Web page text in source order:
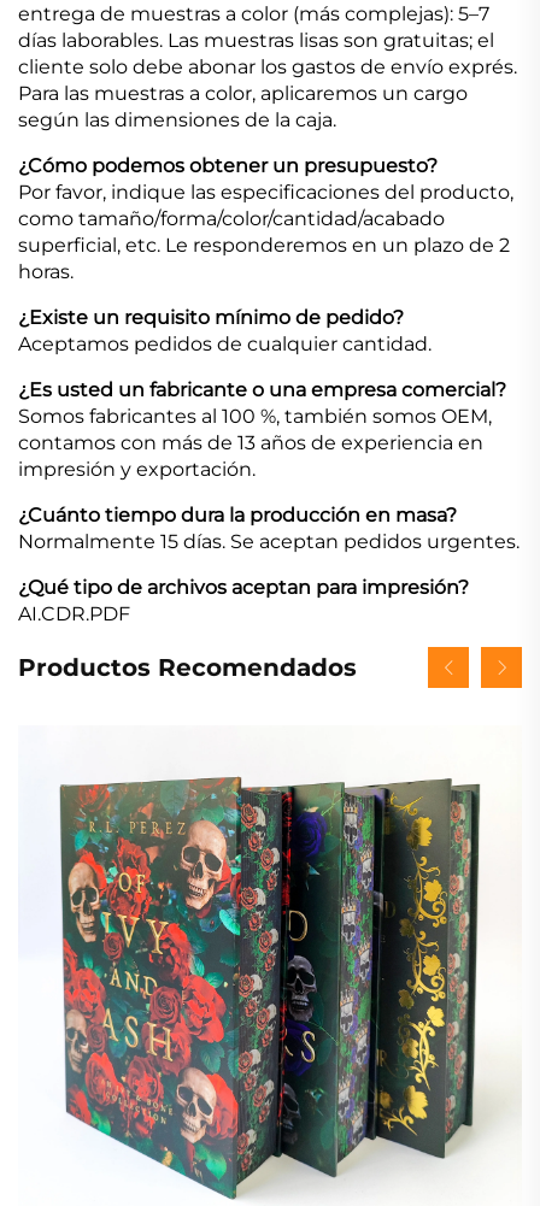
entrega de muestras a color (más complejas): 5–7
días laborables. Las muestras lisas son gratuitas; el
cliente solo debe abonar los gastos de envío exprés.
Para las muestras a color, aplicaremos un cargo
según las dimensiones de la caja.
¿Cómo podemos obtener un presupuesto?
Por favor, indique las especificaciones del producto,
como tamaño/forma/color/cantidad/acabado
superficial, etc. Le responderemos en un plazo de 2
horas.
¿Existe un requisito mínimo de pedido?
Aceptamos pedidos de cualquier cantidad.
¿Es usted un fabricante o una empresa comercial?
Somos fabricantes al 100 %, también somos OEM,
contamos con más de 13 años de experiencia en
impresión y exportación.
¿Cuánto tiempo dura la producción en masa?
Normalmente 15 días. Se aceptan pedidos urgentes.
¿Qué tipo de archivos aceptan para impresión?
AI.CDR.PDF
Productos Recomendados